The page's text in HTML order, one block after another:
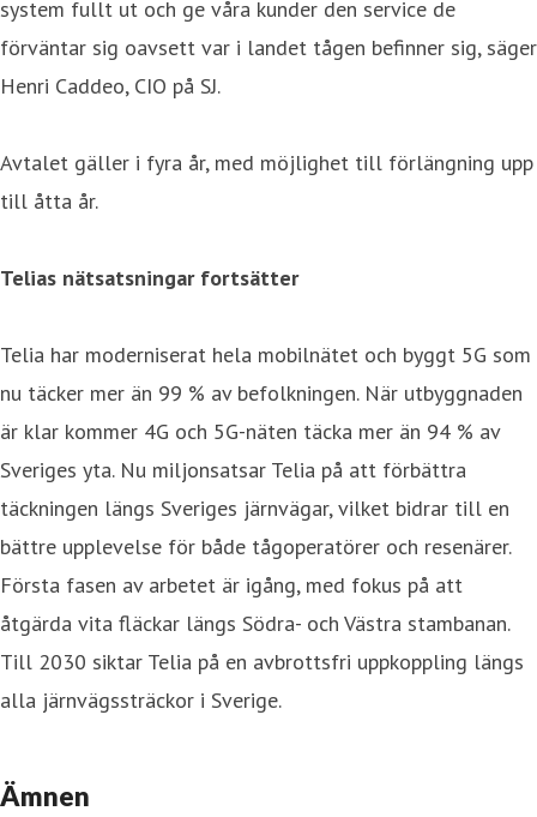
system fullt ut och ge våra kunder den service de
förväntar sig oavsett var i landet tågen befinner sig, säger
Henri Caddeo, CIO på SJ.
Avtalet gäller i fyra år, med möjlighet till förlängning upp
till åtta år.
Telias nätsatsningar fortsätter
Telia har moderniserat hela mobilnätet och byggt 5G som
nu täcker mer än 99 % av befolkningen. När utbyggnaden
är klar kommer 4G och 5G-näten täcka mer än 94 % av
Sveriges yta. Nu miljonsatsar Telia på att förbättra
täckningen längs Sveriges järnvägar, vilket bidrar till en
bättre upplevelse för både tågoperatörer och resenärer.
Första fasen av arbetet är igång, med fokus på att
åtgärda vita fläckar längs Södra- och Västra stambanan.
Till 2030 siktar Telia på en avbrottsfri uppkoppling längs
alla järnvägssträckor i Sverige.
Ämnen